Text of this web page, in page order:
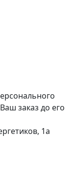
заказ до его
1а